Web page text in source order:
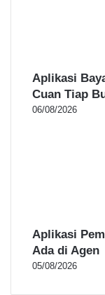
Aplikasi
Cuan Tiap
06/08/2026
Aplikasi
Ada di Agen
05/08/2026